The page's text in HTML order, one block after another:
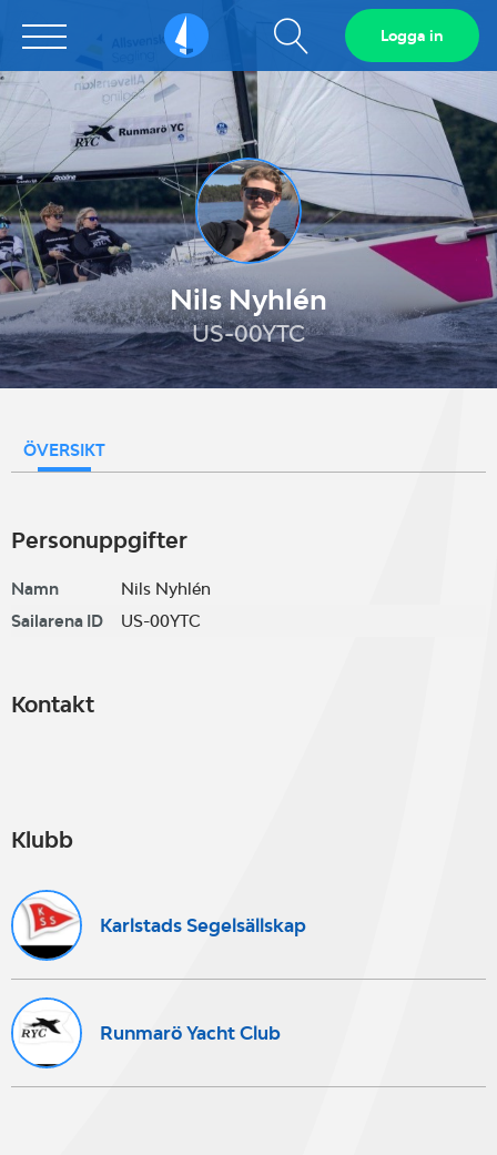
Sailarena Visa
sökfält
Logga in
Nils Nyhlén
US-00YTC
ÖVERSIKT
Personuppgifter
Namn
Nils Nyhlén
Sailarena ID
US-00YTC
Kontakt
Klubb
Karlstads Segelsällskap
Runmarö Yacht Club